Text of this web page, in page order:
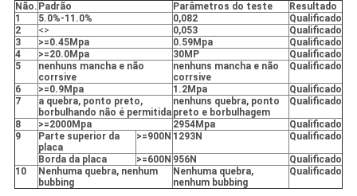
Não. Padrão Parâmetros do teste
Resultado
1
5.0%-11.0% 0,082
Qualificado
2
<> 0,053
Qualificado
3
>=0.45Mpa 0.59Mpa
Qualificado
4
>=20.0Mpa 30MP
Qualificado
5
nenhuns mancha e não
corrsive
nenhuns mancha e não
corrsive
Qualificado
6 >=0.9Mpa 1.2Mpa
Qualificado
7
a quebra, ponto preto,
borbulhando não é permitida
nenhuns quebra, ponto
preto e borbulhagem
Qualificado
8 >=2000Mpa 2954Mpa
Qualificado
9
Parte superior da
placa
>=900N 1293N Qualificado
Borda da placa >=600N 956N
Qualificado
10
Nenhuma quebra, nenhum
bubbing
Nenhuma quebra,
nenhum bubbing
Qualificado